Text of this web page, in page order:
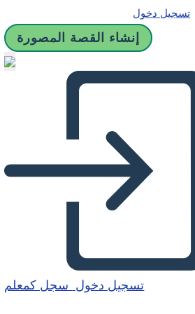
تسجيل دخول
إنشاء القصة المصورة
تسجيل دخول سجل كمعلم